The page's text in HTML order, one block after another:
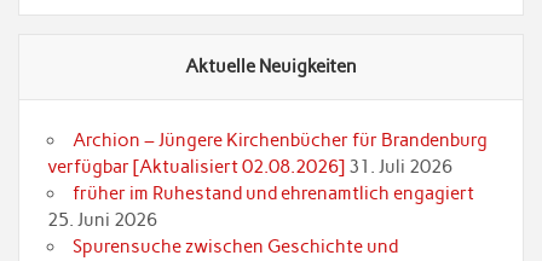
Aktuelle Neuigkeiten
Archion – Jüngere Kirchenbücher für Brandenburg
verfügbar [Aktualisiert 02.08.2026] 31. Juli 2026
früher im Ruhestand und ehrenamtlich engagiert
25. Juni 2026
Spurensuche zwischen Geschichte und